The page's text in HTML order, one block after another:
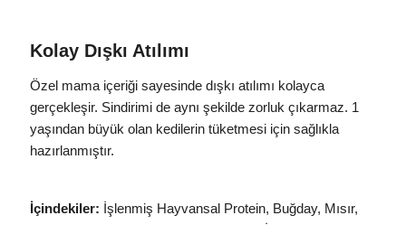
Kolay Dışkı Atılımı
Özel mama içeriği sayesinde dışkı atılımı kolayca
gerçekleşir. Sindirimi de aynı şekilde zorluk çıkarmaz. 1
yaşından büyük olan kedilerin tüketmesi için sağlıkla
hazırlanmıştır.
İçindekiler: İşlenmiş Hayvansal Protein, Buğday, Mısır,